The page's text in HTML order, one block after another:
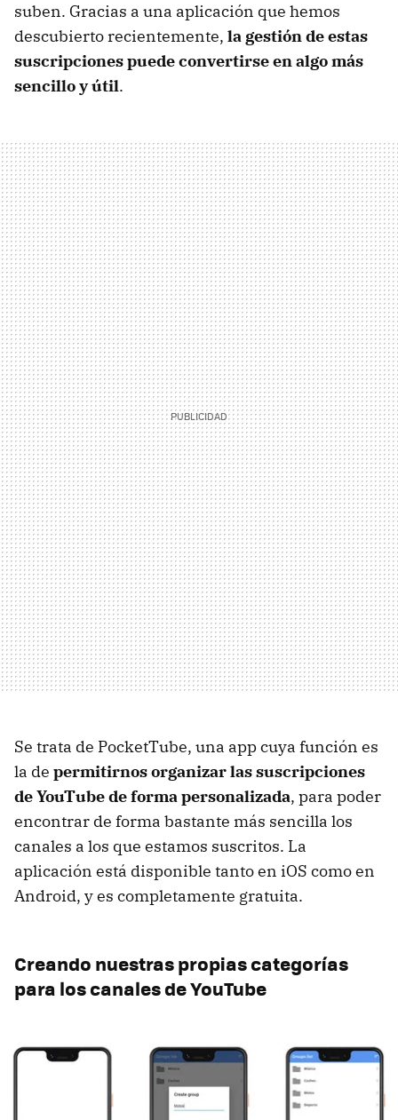
suben. Gracias a una aplicación que hemos
descubierto recientemente, la gestión de estas
suscripciones puede convertirse en algo más
sencillo y útil.
Se trata de PocketTube, una app cuya función es
la de permitirnos organizar las suscripciones
de YouTube de forma personalizada, para poder
encontrar de forma bastante más sencilla los
canales a los que estamos suscritos. La
aplicación está disponible tanto en iOS como en
Android, y es completamente gratuita.
Creando nuestras propias categorías
para los canales de YouTube